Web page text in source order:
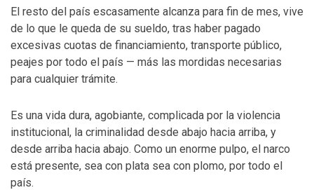
El resto del país escasamente alcanza para fin de mes, vive
de lo que le queda de su sueldo, tras haber pagado
excesivas cuotas de financiamiento, transporte público,
peajes por todo el país — más las mordidas necesarias
para cualquier trámite.
Es una vida dura, agobiante, complicada por la violencia
institucional, la criminalidad desde abajo hacia arriba, y
desde arriba hacia abajo. Como un enorme pulpo, el narco
está presente, sea con plata sea con plomo, por todo el
país.